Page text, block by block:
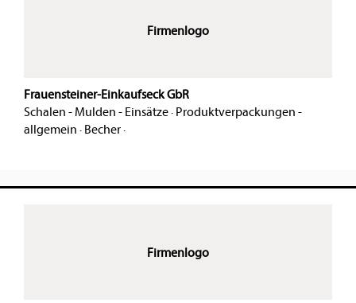
Firmenlogo
Frauensteiner-Einkaufseck GbR
Schalen - Mulden - Einsätze· Produktverpackungen -
allgemein · Becher·
Firmenlogo